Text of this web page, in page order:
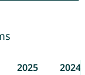
2025
2024